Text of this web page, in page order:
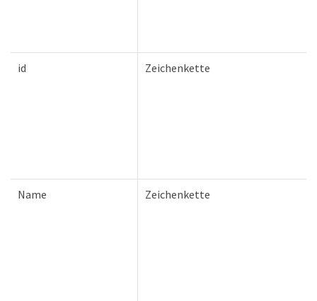
id Zeichenkette
Name Zeichenkette